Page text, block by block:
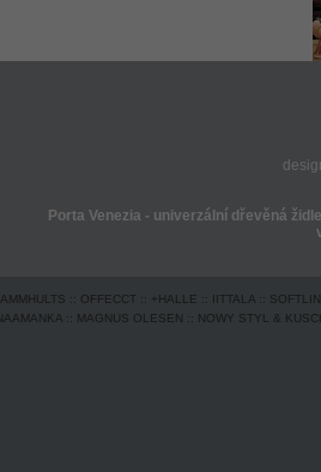
Porta Venezia - univerzální dřevěná
:: OFFECCT :: +HALLE :: IITTALA::
:: MAGNUS OLESEN :: NOWY STYL &